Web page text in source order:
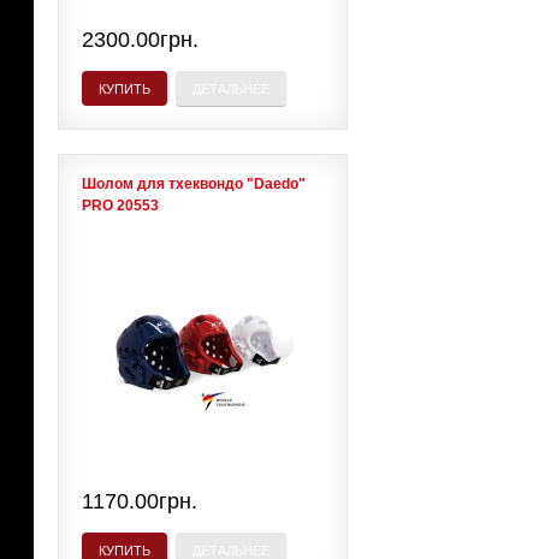
2300.00грн.
КУПИТЬ
Шолом для тхеквондо "Daedo"
PRO 20553
1170.00грн.
КУПИТЬ